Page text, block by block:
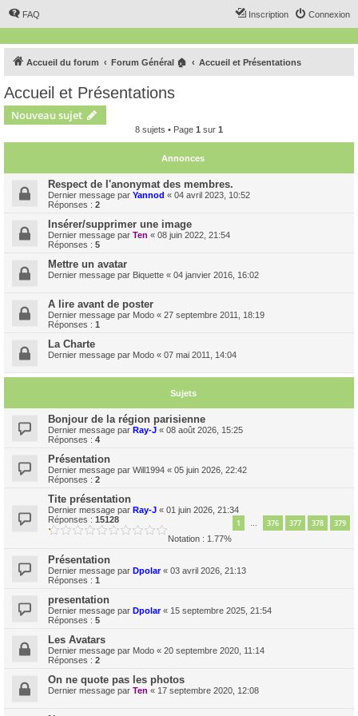
FAQ Connexion
Inscription
Accueil du forum Forum Général 🏠 Accueil et Présentations
Accueil et Présentations
Nouveau sujet
8 sujets • Page 1 sur 1
Annonces
Respect de l'anonymat des membres.
Dernier message par Yannod « 04 avril 2023, 10:52
Réponses : 2
Insérer/supprimer une image
Dernier message par Ten « 08 juin 2022, 21:54
Réponses : 5
Mettre un avatar
Dernier message par Biquette « 04 janvier 2016, 16:02
A lire avant de poster
Dernier message par Modo « 27 septembre 2011, 18:19
Réponses : 1
La Charte
Dernier message par Modo « 07 mai 2011, 14:04
Sujets
Bonjour de la région parisienne
Dernier message par Ray-J « 08 août 2026, 15:25
Réponses : 4
Présentation
Dernier message par Will1994 « 05 juin 2026, 22:42
Réponses : 2
Tite présentation
Dernier message par Ray-J « 01 juin 2026, 21:34
Réponses : 15128 1 … 376 377 378 379
Notation : 1.77%
Présentation
Dernier message par Dpolar« 03 avril 2026, 21:13
Réponses : 1
presentation
Dernier message par Dpolar« 15 septembre 2025, 21:54
Réponses : 5
Les Avatars
Dernier message par Modo « 20 septembre 2020, 11:14
Réponses : 2
On ne quote pas les photos
Dernier message par Ten « 17 septembre 2020, 12:08